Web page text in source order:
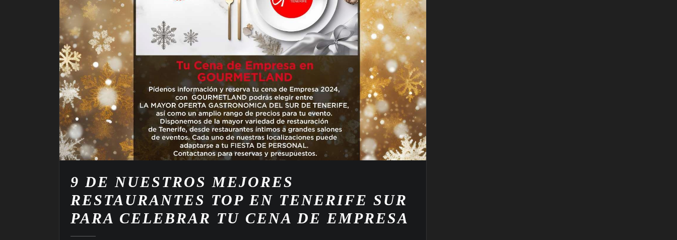
9 DE NUESTROS MEJORES
RESTAURANTES TOP EN TENERIFE SUR
PARA CELEBRAR TU CENA DE EMPRESA